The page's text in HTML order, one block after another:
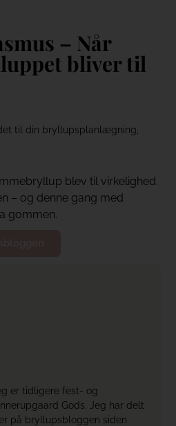
– Når
bliver til
til din bryllupsplanlægning,
blev til virkelighed.
– og denne gang med
gommen.
er tidligere fest- og
Gods. Jeg har delt
på bryllupsbloggen siden